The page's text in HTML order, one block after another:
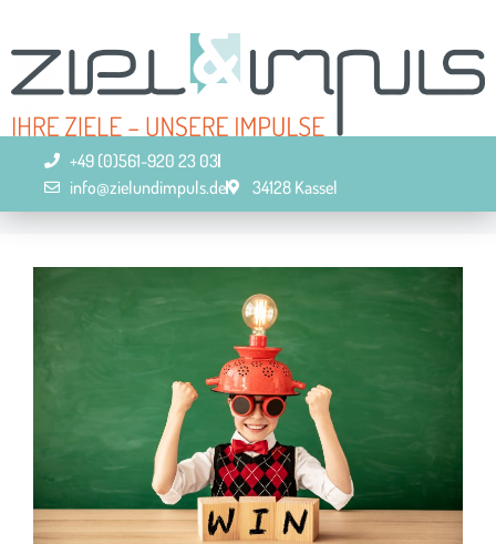
+49 (0)561-920 23 03
info@zielundimpuls.de
34128 Kassel